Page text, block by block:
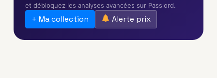
et débloquez les analyses avancées sur Passlord.
+ Ma collection Alerte prix